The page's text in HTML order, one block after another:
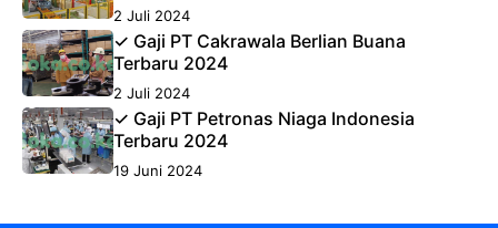
2 Juli 2024
✓ Gaji PT Cakrawala Berlian Buana
Terbaru 2024
2 Juli 2024
✓ Gaji PT Petronas Niaga Indonesia
Terbaru 2024
19 Juni 2024